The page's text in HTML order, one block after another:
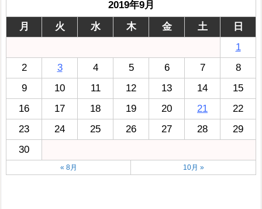
2019年9月
月
火 水 木 金 土
日
1
2
3 4 5 6 7
8
9
10 11 12 13 14
15
16
17 18 19 20 21
22
23
24 25 26 27 28
29
30
« 8月 10月 »